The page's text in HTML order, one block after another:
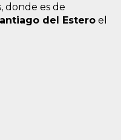
donde es de
del Estero el